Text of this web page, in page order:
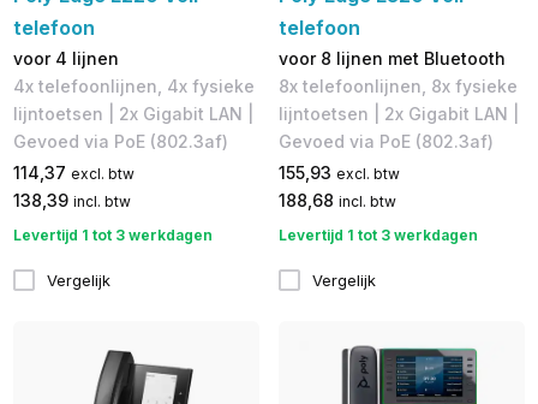
telefoon
voor 4 lijnen
4x telefoonlijnen, 4x fysieke
lijntoetsen | 2x Gigabit LAN |
Gevoed via PoE (802.3af)
114,37 excl. btw
138,39 incl. btw
Levertijd 1 tot 3 werkdagen
Vergelijk
telefoon
voor 8 lijnen met Bluetooth
8x telefoonlijnen, 8x fysieke
lijntoetsen | 2x Gigabit LAN |
Gevoed via PoE (802.3af)
155,93 excl. btw
188,68 incl. btw
Levertijd 1 tot 3 werkdagen
Vergelijk